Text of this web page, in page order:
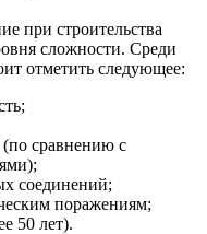
при строительства
сложности. Среди
отметить следующее:
(по сравнению с
соединений;
поражениям;
50 лет).